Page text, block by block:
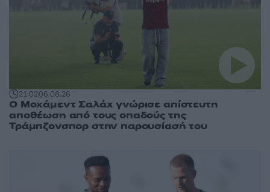
21:0206.08.26
Ο Μοχάμεντ Σαλάχ γνώρισε απίστευτη
αποθέωση από τους οπαδούς της
Τράμπζονσπορ στην παρουσίασή του